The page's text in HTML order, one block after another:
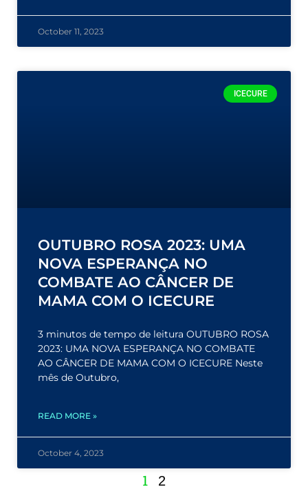
October 11, 2023
ICECURE
OUTUBRO ROSA 2023: UMA
NOVA ESPERANÇA NO
COMBATE AO CÂNCER DE
MAMA COM O ICECURE
3 minutos de tempo de leitura OUTUBRO ROSA
2023: UMA NOVA ESPERANÇA NO COMBATE
AO CÂNCER DE MAMA COM O ICECURE Neste
mês de Outubro,
READ MORE »
October 4, 2023
1 2